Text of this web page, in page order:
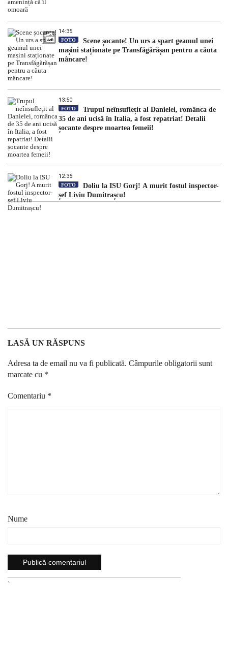
14:35
FOTO
Scene șocante! Un urs a spart geamul unei
mașini staționate pe Transfăgărășan pentru a căuta
mâncare!
13:50
FOTO
Trupul neînsuflețit al Danielei, românca de
35 de ani ucisă în Italia, a fost repatriat! Detalii
șocante despre moartea femeii!
12:35
FOTO
Doliu la ISU Gorj! A murit fostul inspector-
șef Liviu Dumitrașcu!
LASĂ UN RĂSPUNS
Adresa ta de email nu va fi publicată. Câmpurile obligatorii sunt
marcate cu *
Comentariu *
Nume
`